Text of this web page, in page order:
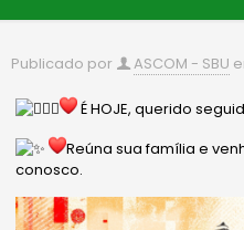
Publicado por ASCOM - SBU
É HOJE, querido
Reúna sua família e
conosco.